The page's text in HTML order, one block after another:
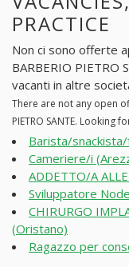
PRACTICE
Non ci sono offerte
BARBERIO PIETRO
vacanti in altre
There are not any open
PIETRO SANTE. Looking
Barista/
Cameriere/i
ADDETTO/A
Sviluppatore
CHIRURGO
(Oristano)
Ragazzo per